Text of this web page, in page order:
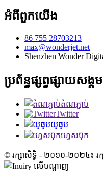
អំពីពួកយើង
86 755 28703213
max@wonderjet.net
Shenzhen Wonder
ប្រព័ន្ធផ្សព្វផ្សាយសង្គម
តំណភ្ជាប់
Twitter
យូធូប
ហ្វេសប៊ុក
© រក្សាសិទ្ធិ - ២០១០-២០២៤៖ រ